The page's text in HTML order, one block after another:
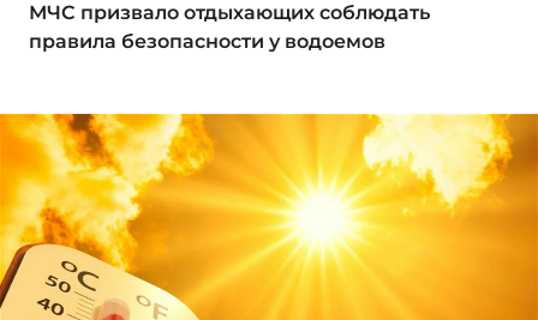
МЧС призвало отдыхающих соблюдать
правила безопасности у водоемов